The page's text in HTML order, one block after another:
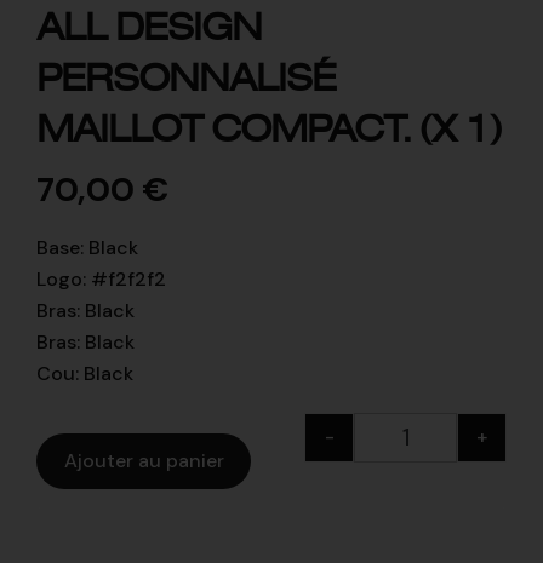
ALL DESIGN
PERSONNALISÉ
MAILLOT COMPACT. (X 1)
70,00 €
Base: Black
Logo: #f2f2f2
Bras: Black
Bras: Black
Cou: Black
-
+
Ajouter au panier